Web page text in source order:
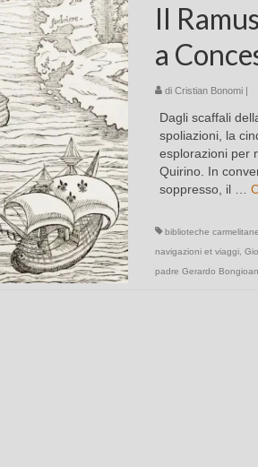
Il
a
di Cristian Bonomi|
Dagli scaffali
spoliazioni, la
esplorazioni per
Quirino. In
soppresso, il …
biblioteche carmelitane
navigazioni et viaggi,
padre Gerardo